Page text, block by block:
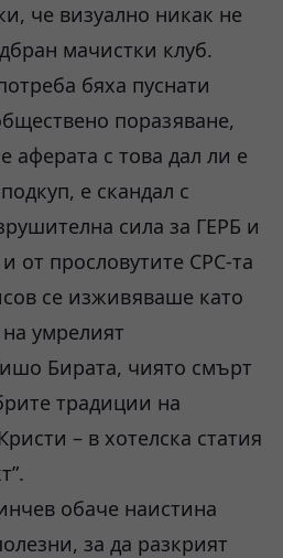
че визуално никак не
мачистки клуб.
бяха пуснати
поразяване,
аферата с това дал ли е
е скандал с
сила за ГЕРБ и
от прословутите СРС-та
се изживяваше като
умрелият
Бирата, чиято смърт
традиции на
– в хотелска статия
обаче наистина
за да разкрият